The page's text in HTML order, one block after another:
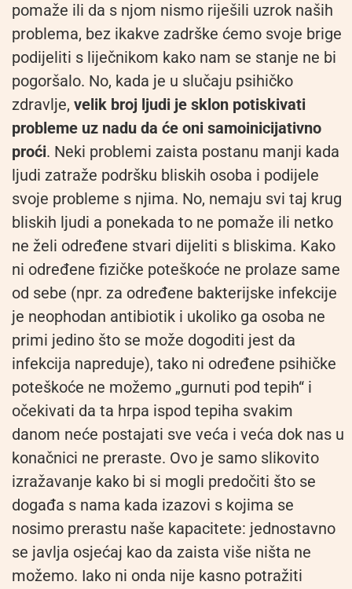
pomaže ili da s njom nismo riješili uzrok naših
problema, bez ikakve zadrške ćemo svoje brige
podijeliti s liječnikom kako nam se stanje ne bi
pogoršalo. No, kada je u slučaju psihičko
zdravlje, velik broj ljudi je sklon potiskivati
probleme uz nadu da će oni samoinicijativno
proći. Neki problemi zaista postanu manji kada
ljudi zatraže podršku bliskih osoba i podijele
svoje probleme s njima. No, nemaju svi taj krug
bliskih ljudi a ponekada to ne pomaže ili netko
ne želi određene stvari dijeliti s bliskima. Kako
ni određene fizičke poteškoće ne prolaze same
od sebe (npr. za određene bakterijske infekcije
je neophodan antibiotik i ukoliko ga osoba ne
primi jedino što se može dogoditi jest da
infekcija napreduje), tako ni određene psihičke
poteškoće ne možemo „gurnuti pod tepih“ i
očekivati da ta hrpa ispod tepiha svakim
danom neće postajati sve veća i veća dok nas u
konačnici ne preraste. Ovo je samo slikovito
izražavanje kako bi si mogli predočiti što se
događa s nama kada izazovi s kojima se
nosimo prerastu naše kapacitete: jednostavno
se javlja osjećaj kao da zaista više ništa ne
možemo. Iako ni onda nije kasno potražiti